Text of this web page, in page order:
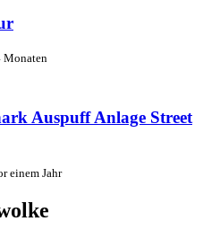
Monaten
Auspuff Anlage Street
einem Jahr